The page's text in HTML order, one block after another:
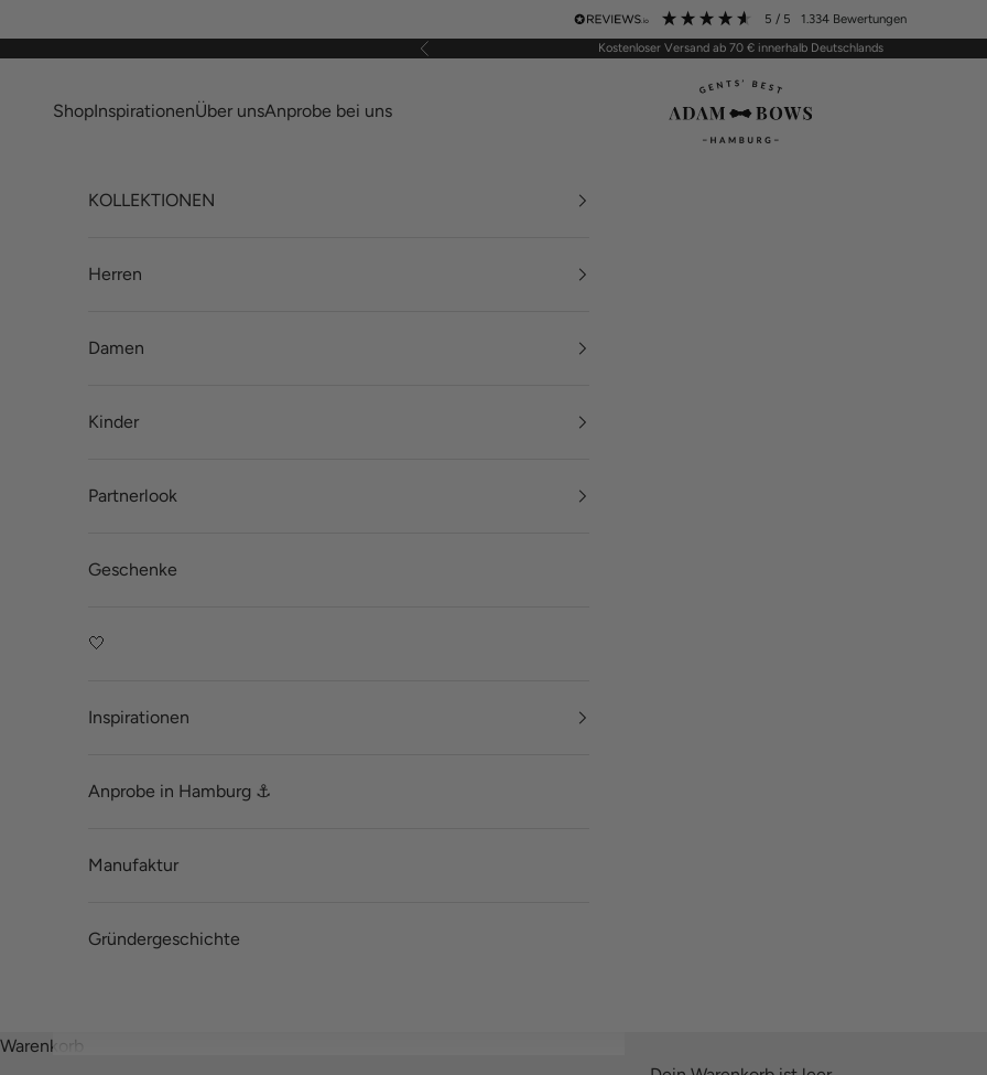
5 / 5 1.334 Bewertungen
Zurück Kostenloser Versand ab 70 € innerhalb Deutschlands
ADAM BOWS
ShopInspirationenÜber unsAnprobe bei uns
KOLLEKTIONEN
Herren
Damen
Kinder
Partnerlook
Geschenke
🤍
Inspirationen
Anprobe in Hamburg ⚓
Manufaktur
Gründergeschichte
Warenkorb